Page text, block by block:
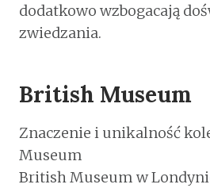
dodatkowo wzbogacają
zwiedzania.
British Museum
Znaczenie i unikalność
Museum
British Museum w